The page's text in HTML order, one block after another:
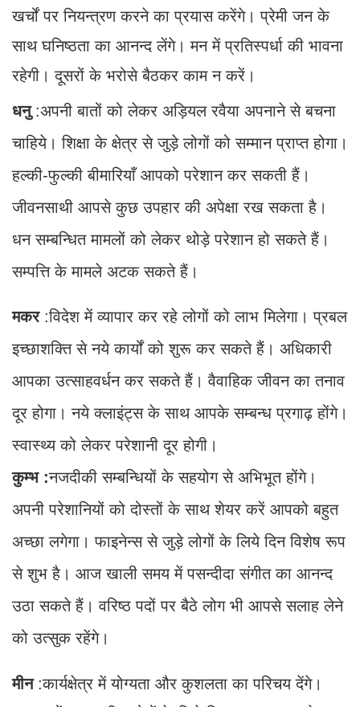
खर्चों पर नियन्त्रण करने का प्रयास करेंगे। प्रेमी जन के
साथ घनिष्ठता का आनन्द लेंगे। मन में प्रतिस्पर्धा की भावना
रहेगी। दूसरों के भरोसे बैठकर काम न करें।
धनु :अपनी बातों को लेकर अड़ियल रवैया अपनाने से बचना
चाहिये। शिक्षा के क्षेत्र से जुड़े लोगों को सम्मान प्राप्त होगा।
हल्की-फुल्की बीमारियाँ आपको परेशान कर सकती हैं।
जीवनसाथी आपसे कुछ उपहार की अपेक्षा रख सकता है।
धन सम्बन्धित मामलों को लेकर थोड़े परेशान हो सकते हैं।
सम्पत्ति के मामले अटक सकते हैं।
मकर:विदेश में व्यापार कर रहे लोगों को लाभ मिलेगा। प्रबल
इच्छाशक्ति से नये कार्यों को शुरू कर सकते हैं। अधिकारी
आपका उत्साहवर्धन कर सकते हैं। वैवाहिक जीवन का तनाव
दूर होगा। नये क्लाइंट्स के साथ आपके सम्बन्ध प्रगाढ़ होंगे।
स्वास्थ्य को लेकर परेशानी दूर होगी।
कुम्भ :नजदीकी सम्बन्धियों के सहयोग से अभिभूत होंगे।
अपनी परेशानियों को दोस्तों के साथ शेयर करें आपको बहुत
अच्छा लगेगा। फाइनेन्स से जुड़े लोगों के लिये दिन विशेष रूप
से शुभ है। आज खाली समय में पसन्दीदा संगीत का आनन्द
उठा सकते हैं। वरिष्ठ पदों पर बैठे लोग भी आपसे सलाह लेने
को उत्सुक रहेंगे।
मीन :कार्यक्षेत्र में योग्यता और कुशलता का परिचय देंगे।